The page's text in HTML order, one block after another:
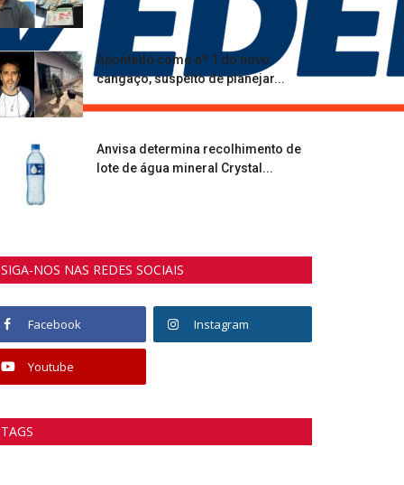
Apontado como nº 1 do novo
cangaço, suspeito de planejar...
Anvisa determina recolhimento de
lote de água mineral Crystal...
SIGA-NOS NAS REDES SOCIAIS
Facebook Instagram
Youtube
TAGS